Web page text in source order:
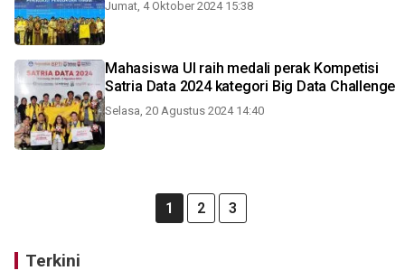
Jumat, 4 Oktober 2024 15:38
Mahasiswa UI raih medali perak Kompetisi
Satria Data 2024 kategori Big Data Challenge
Selasa, 20 Agustus 2024 14:40
1 2 3
Terkini